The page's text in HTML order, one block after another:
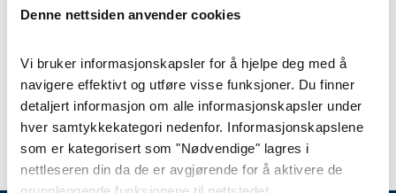
Denne nettsiden anvender cookies
Vi bruker informasjonskapsler for å hjelpe deg med å
navigere effektivt og utføre visse funksjoner. Du finner
detaljert informasjon om alle informasjonskapsler under
hver samtykkekategori nedenfor. Informasjonskapslene
som er kategorisert som "Nødvendige" lagres i
nettleseren din da de er avgjørende for å aktivere de
Tett og “vilt” hjerte, med forskjellige
Pris : 2500 kr Varenummer : 8394